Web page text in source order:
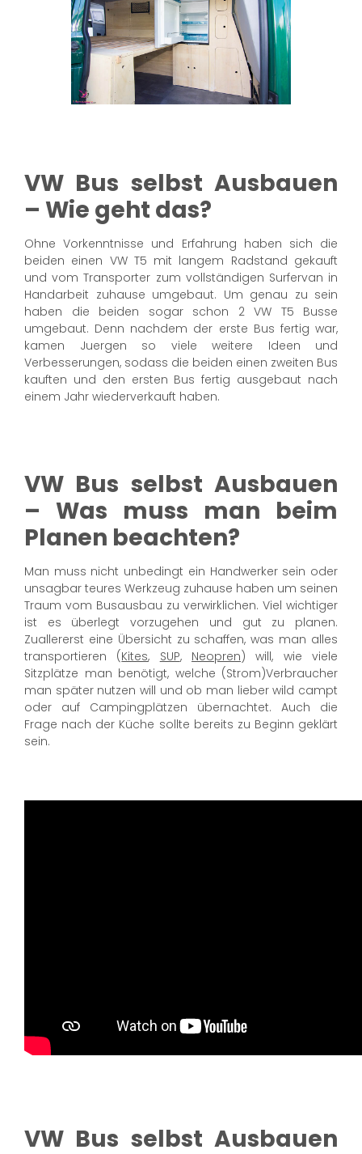
VW Bus selbst Ausbauen
– Wie geht das?
Ohne Vorkenntnisse und Erfahrung haben sich die
beiden einen VW T5 mit langem Radstand gekauft
und vom Transporter zum vollständigen Surfervan in
Handarbeit zuhause umgebaut. Um genau zu sein
haben die beiden sogar schon 2 VW T5 Busse
umgebaut. Denn nachdem der erste Bus fertig war,
kamen Juergen so viele weitere Ideen und
Verbesserungen, sodass die beiden einen zweiten Bus
kauften und den ersten Bus fertig ausgebaut nach
einem Jahr wiederverkauft haben.
VW Bus selbst Ausbauen
– Was muss man beim
Planen beachten?
Man muss nicht unbedingt ein Handwerker sein oder
unsagbar teures Werkzeug zuhause haben um seinen
Traum vom Busausbau zu verwirklichen. Viel wichtiger
ist es überlegt vorzugehen und gut zu planen.
Zuallererst eine Übersicht zu schaffen, was man alles
transportieren (Kites, SUP, Neopren) will, wie viele
Sitzplätze man benötigt, welche (Strom)Verbraucher
man später nutzen will und ob man lieber wild campt
oder auf Campingplätzen übernachtet. Auch die
Frage nach der Küche sollte bereits zu Beginn geklärt
sein.
VW Bus selbst Ausbauen